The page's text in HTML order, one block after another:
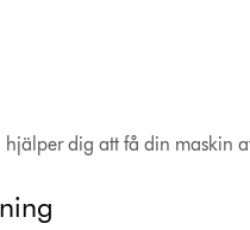
hjälper dig att få din maskin